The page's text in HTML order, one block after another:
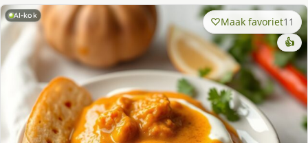
AI-kok Maak favoriet11
👍